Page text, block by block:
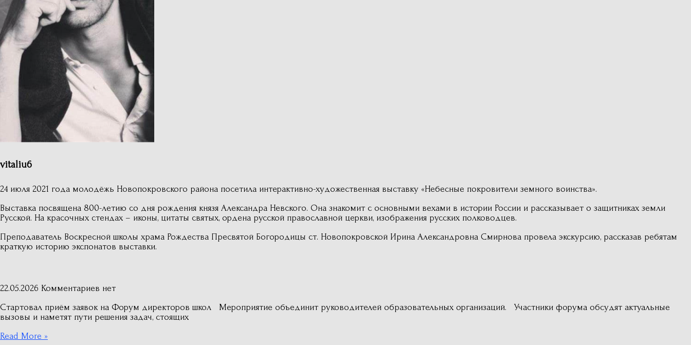
vitaliu6
24 июля 2021 года молодёжь Новопокровского района посетила интерактивно-художественная выставку «Небесные покровители земного воинства».
Выставка посвящена 800-летию со дня рождения князя Александра Невского. Она знакомит с основными вехами в истории России и рассказывает о защитниках земли
Русской. На красочных стендах – иконы, цитаты святых, ордена русской православной церкви, изображения русских полководцев.
Преподаватель Воскресной школы храма Рождества Пресвятой Богородицы ст. Новопокровской Ирина Александровна Смирнова провела экскурсию, рассказав ребятам
краткую историю экспонатов выставки.
22.05.2026 Комментариев нет
Стартовал приём заявок на Форум директоров школ Мероприятие объединит руководителей образовательных организаций. Участники форума обсудят актуальные
вызовы и наметят пути решения задач, стоящих
Read More »